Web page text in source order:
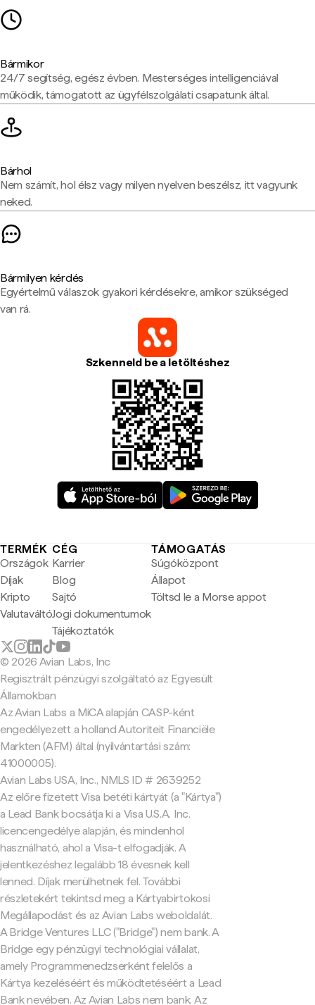
Bármikor
24/7 segítség, egész évben. Mesterséges intelligenciával
működik, támogatott az ügyfélszolgálati csapatunk által.
Bárhol
Nem számít, hol élsz vagy milyen nyelven beszélsz, itt vagyunk
neked.
Bármilyen kérdés
Egyértelmű válaszok gyakori kérdésekre, amikor szükséged
van rá.
Szkenneld be a letöltéshez
TERMÉK
Országok
Díjak
Kripto
Valutaváltó
CÉG
Karrier
Blog
Sajtó
Jogi dokumentumok
Tájékoztatók
TÁMOGATÁS
Súgóközpont
Állapot
Töltsd le a Morse appot
© 2026 Avian Labs, Inc
Regisztrált pénzügyi szolgáltató az Egyesült
Államokban
Az Avian Labs a MiCA alapján CASP-ként
engedélyezett a holland Autoriteit Financiële
Markten (AFM) által (nyilvántartási szám:
41000005).
Avian Labs USA, Inc., NMLS ID # 2639252
Az előre fizetett Visa betéti kártyát (a "Kártya")
a Lead Bank bocsátja ki a Visa U.S.A. Inc.
licencengedélye alapján, és mindenhol
használható, ahol a Visa-t elfogadják. A
jelentkezéshez legalább 18 évesnek kell
lenned. Díjak merülhetnek fel. További
részletekért tekintsd meg a Kártyabirtokosi
Megállapodást és az Avian Labs weboldalát.
A Bridge Ventures LLC ("Bridge") nem bank. A
Bridge egy pénzügyi technológiai vállalat,
amely Programmenedzserként felelős a
Kártya kezeléséért és működtetéséért a Lead
Bank nevében. Az Avian Labs nem bank. Az